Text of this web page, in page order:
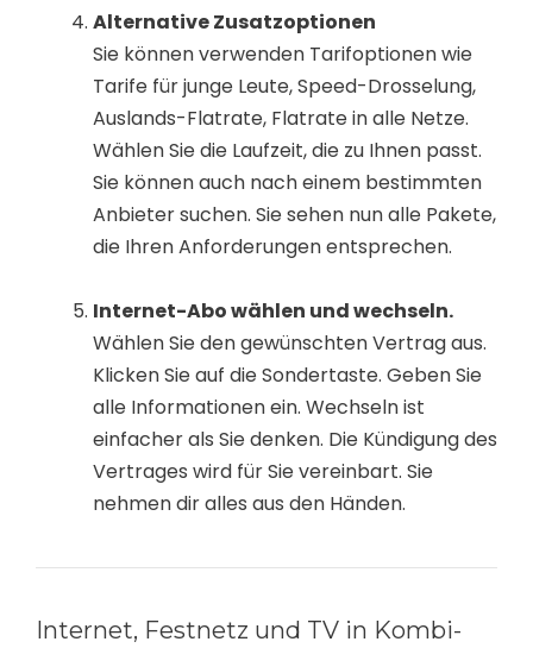
Alternative Zusatzoptionen
Sie können verwenden Tarifoptionen wie
Tarife für junge Leute, Speed-Drosselung,
Auslands-Flatrate, Flatrate in alle Netze.
Wählen Sie die Laufzeit, die zu Ihnen passt.
Sie können auch nach einem bestimmten
Anbieter suchen. Sie sehen nun alle Pakete,
die Ihren Anforderungen entsprechen.
Internet-Abo wählen und wechseln.
Wählen Sie den gewünschten Vertrag aus.
Klicken Sie auf die Sondertaste. Geben Sie
alle Informationen ein. Wechseln ist
einfacher als Sie denken. Die Kündigung des
Vertrages wird für Sie vereinbart. Sie
nehmen dir alles aus den Händen.
Internet, Festnetz und TV in Kombi-